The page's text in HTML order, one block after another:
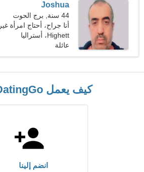
Joshua
44 سنة, برج الحوت
أنا جراح، أحتاج امرأة غير
عادية
Highett، أستراليا
عائلة
كيف يعمل AusDatingGo
انضم إلينا